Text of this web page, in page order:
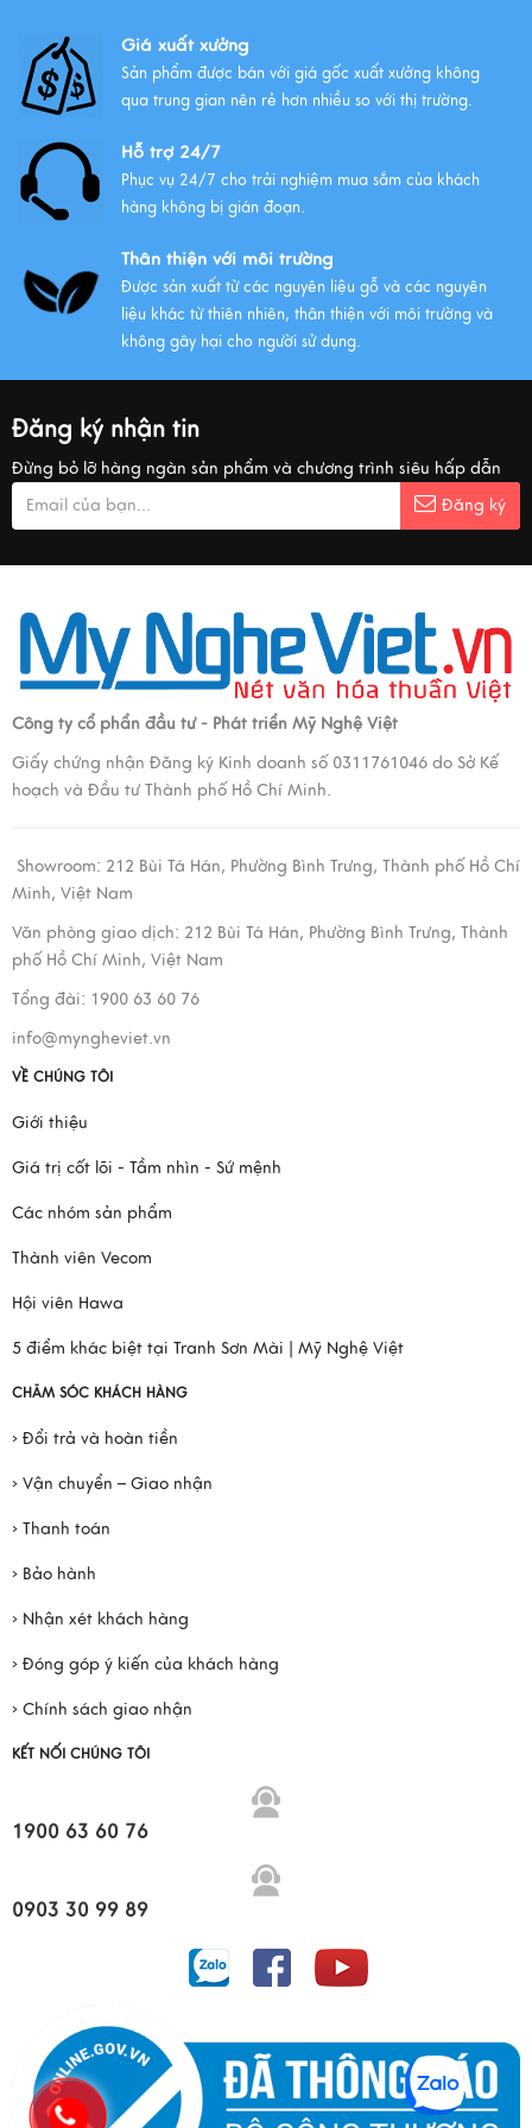
Giá xuất xưởng
Sản phẩm được bán với giá gốc xuất xưởng không
qua trung gian nên rẻ hơn nhiều so với thị trường.
Hỗ trợ 24/7
Phục vụ 24/7 cho trải nghiệm mua sắm của khách
hàng không bị gián đoạn.
Thân thiện với môi trường
Được sản xuất từ các nguyên liệu gỗ và các nguyên
liệu khác từ thiên nhiên, thân thiện với môi trường và
không gây hại cho người sử dụng.
Đăng ký nhận tin
Đừng bỏ lỡ hàng ngàn sản phẩm và chương trình siêu hấp dẫn
Đăng ký
Công ty cổ phẩn đầu tư - Phát triển Mỹ Nghệ Việt
Giấy chứng nhận Đăng ký Kinh doanh số 0311761046 do Sở Kế
hoạch và Đầu tư Thành phố Hồ Chí Minh.
Showroom: 212 Bùi Tá Hán, Phường Bình Trưng, Thành phố Hồ Chí
Minh, Việt Nam
Văn phòng giao dịch: 212 Bùi Tá Hán, Phường Bình Trưng, Thành
phố Hồ Chí Minh, Việt Nam
Tổng đài: 1900 63 60 76
info@myngheviet.vn
VỀ CHÚNG TÔI
Giới thiệu
Giá trị cốt lõi - Tầm nhìn - Sứ mệnh
Các nhóm sản phẩm
Thành viên Vecom
Hội viên Hawa
5 điểm khác biệt tại Tranh Sơn Mài | Mỹ Nghệ Việt
CHĂM SÓC KHÁCH HÀNG
› Đổi trả và hoàn tiền
› Vận chuyển – Giao nhận
› Thanh toán
› Bảo hành
› Nhận xét khách hàng
› Đóng góp ý kiến của khách hàng
› Chính sách giao nhận
KẾT NỐI CHÚNG TÔI
1900 63 60 76
0903 30 99 89